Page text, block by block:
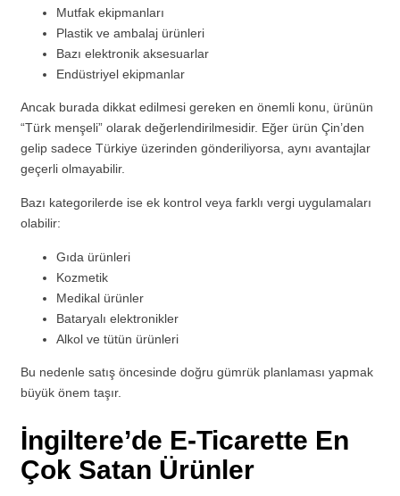
Mutfak ekipmanları
Plastik ve ambalaj ürünleri
Bazı elektronik aksesuarlar
Endüstriyel ekipmanlar
Ancak burada dikkat edilmesi gereken en önemli konu, ürünün
“Türk menşeli” olarak değerlendirilmesidir. Eğer ürün Çin’den
gelip sadece Türkiye üzerinden gönderiliyorsa, aynı avantajlar
geçerli olmayabilir.
Bazı kategorilerde ise ek kontrol veya farklı vergi uygulamaları
olabilir:
Gıda ürünleri
Kozmetik
Medikal ürünler
Bataryalı elektronikler
Alkol ve tütün ürünleri
Bu nedenle satış öncesinde doğru gümrük planlaması yapmak
büyük önem taşır.
İngiltere’de E-Ticarette En
Çok Satan Ürünler